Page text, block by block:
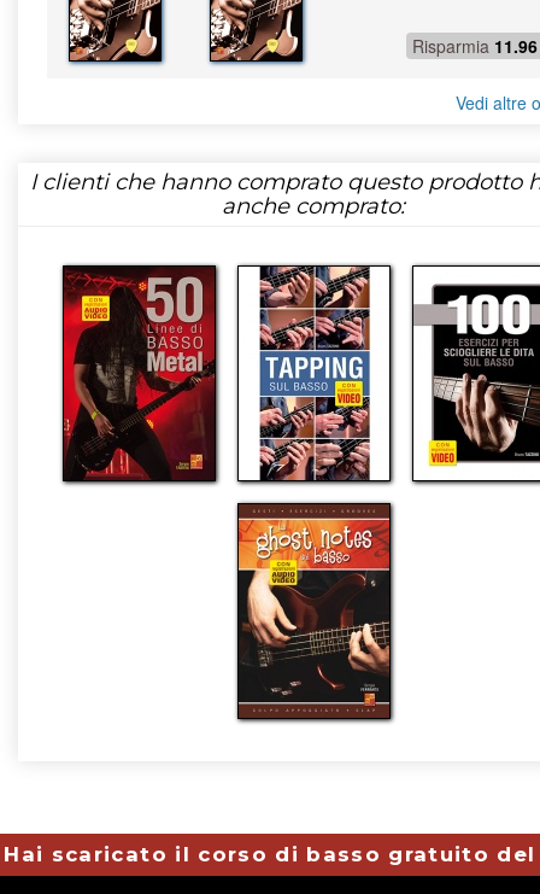
Risparmia 11.96
Vedi altre
I clienti che hanno comprato questo prodotto
anche comprato:
Hai scaricato il corso di basso gratuito del